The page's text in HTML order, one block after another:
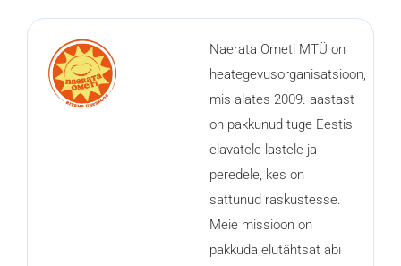
e
n
e
a
e
Naerata Ometi MTÜ on
heategevusorganisatsioon,
mis alates 2009. aastast
on pakkunud tuge Eestis
elavatele lastele ja
peredele, kes on
sattunud raskustesse.
Meie missioon on
pakkuda elutähtsat abi